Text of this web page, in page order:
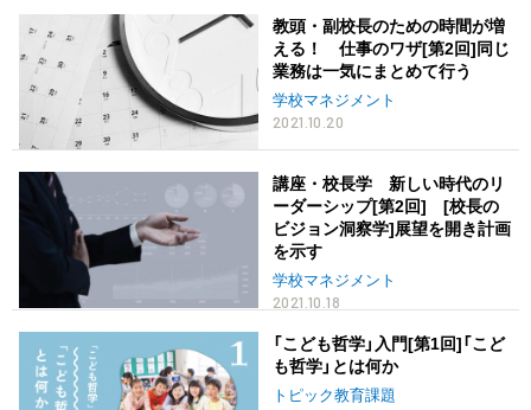
教頭・副校長のための時間が増
える！ 仕事のワザ[第2回]同じ
業務は一気にまとめて行う
学校マネジメント
2021.10.20
講座・校長学 新しい時代のリ
ーダーシップ[第2回] [校長の
ビジョン洞察学]展望を開き計画
を示す
学校マネジメント
2021.10.18
「こども哲学」入門[第1回]「こど
も哲学」とは何か
トピック教育課題